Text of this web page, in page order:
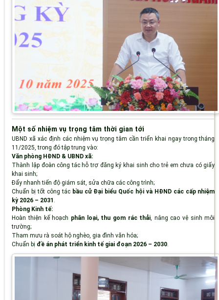
Một số nhiệm vụ trọng tâm thời gian tới
UBND xã xác định các nhiệm vụ trọng tâm cần triển khai ngay trong tháng
11/2025, trong đó tập trung vào:
Văn phòng HĐND & UBND xã:
Thành lập đoàn công tác hỗ trợ đăng ký khai sinh cho trẻ em chưa có giấy
khai sinh;
Đẩy nhanh tiến độ giám sát, sửa chữa các công trình;
Chuẩn bị tốt công tác bầu cử Đại biểu Quốc hội và HĐND các cấp nhiệm
kỳ 2026 – 2031
Phòng Kinh tế:
Hoàn thiện kế hoạch phân loại, thu gom rác thải , nâng cao vệ sinh môi
trường;
Tham mưu rà soát hộ nghèo, gia đình văn hóa;
Chuẩn bị đề án phát triển kinh tế giai đoạn 2026 – 2030